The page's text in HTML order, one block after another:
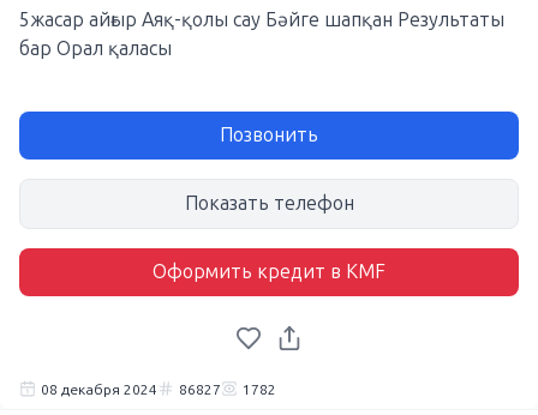
5жасар айғыр Аяқ-қолы сау Бәйге шапқан Результаты
бар Орал қаласы
Позвонить
Показать телефон
Оформить кредит в KMF
08 декабря 2024 86827 1782